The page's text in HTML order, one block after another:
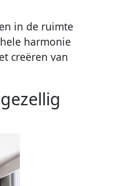
in de ruimte
harmonie
creëren van